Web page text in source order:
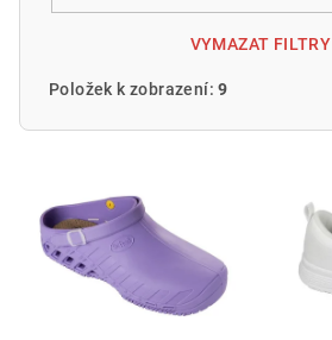
VYMAZAT FILTRY
Položek k zobrazení:9